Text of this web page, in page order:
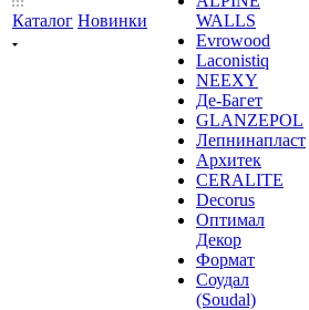
Каталог Новинки
WALLS
Evrowood
Laconistiq
NEEXY
Де-Багет
GLANZEPOL
Лепнинапласт
Архитек
CERALITE
Decorus
Оптимал
Декор
Формат
Соудал
(Soudal)